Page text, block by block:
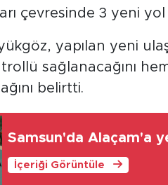
çevresinde 3 yeni yol
yapılan yeni
sağlanacağını
belirtti.
Samsun'da Alaçam'a
İçeriği Görüntüle